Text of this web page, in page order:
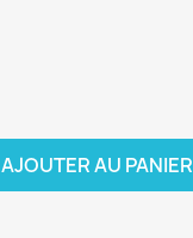
AJOUTER AU PANIER